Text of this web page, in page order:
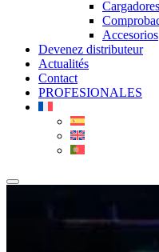
Cargadores
Accesorios
Devenez distributeur
Actualités
Contact
PROFESIONALES